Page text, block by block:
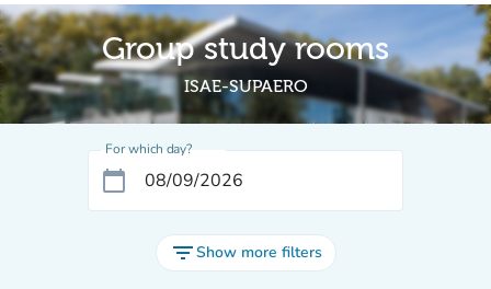
Group study rooms
ISAE-SUPAERO
For which day?
calendar_today
filter_listShow more filters